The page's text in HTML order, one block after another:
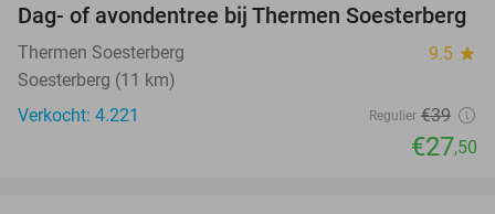
29%
Dag- of avondentree bij Thermen Soesterberg
Thermen Soesterberg 9.5 star
Soesterberg (11 km)
Verkocht: 4.221
Regulier €39
€27,50